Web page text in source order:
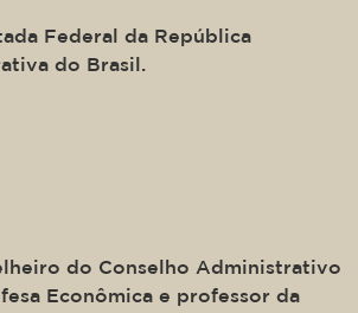
Federal da República
do Brasil.
do Conselho Administrativo
Econômica e professor da